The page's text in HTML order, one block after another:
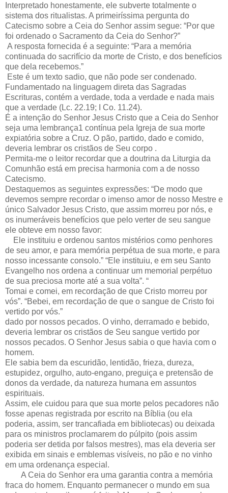
Interpretado honestamente, ele subverte totalmente o
sistema dos ritualistas. A primeiríssima pergunta do
Catecismo sobre a Ceia do Senhor assim segue: “Por que
foi ordenado o Sacramento da Ceia do Senhor?”
A resposta fornecida é a seguinte: “Para a memória
continuada do sacrifício da morte de Cristo, e dos benefícios
que dela recebemos.”
Este é um texto sadio, que não pode ser condenado.
Fundamentado na linguagem direta das Sagradas
Escrituras, contém a verdade, toda a verdade e nada mais
que a verdade (Lc. 22.19; I Co. 11.24).
É a intenção do Senhor Jesus Cristo que a Ceia do Senhor
seja uma lembrança1 contínua pela Igreja de sua morte
expiatória sobre a Cruz. O pão, partido, dado e comido,
deveria lembrar os cristãos de Seu corpo .
Permita-me o leitor recordar que a doutrina da Liturgia da
Comunhão está em precisa harmonia com a de nosso
Catecismo.
Destaquemos as seguintes expressões: “De modo que
devemos sempre recordar o imenso amor de nosso Mestre e
único Salvador Jesus Cristo, que assim morreu por nós, e
os inumeráveis benefícios que pelo verter de seu sangue
ele obteve em nosso favor:
Ele instituiu e ordenou santos mistérios como penhores
de seu amor, e para memória perpétua de sua morte, e para
nosso incessante consolo.” “Ele instituiu, e em seu Santo
Evangelho nos ordena a continuar um memorial perpétuo
de sua preciosa morte até a sua volta”. “
Tomai e comei, em recordação de que Cristo morreu por
vós”. “Bebei, em recordação de que o sangue de Cristo foi
vertido por vós.”
dado por nossos pecados. O vinho, derramado e bebido,
deveria lembrar os cristãos de Seu sangue vertido por
nossos pecados. O Senhor Jesus sabia o que havia com o
homem.
Ele sabia bem da escuridão, lentidão, frieza, dureza,
estupidez, orgulho, auto-engano, preguiça e pretensão de
donos da verdade, da natureza humana em assuntos
espirituais.
Assim, ele cuidou para que sua morte pelos pecadores não
fosse apenas registrada por escrito na Bíblia (ou ela
poderia, assim, ser trancafiada em bibliotecas) ou deixada
para os ministros proclamarem do púlpito (pois assim
poderia ser detida por falsos mestres), mas ela deveria ser
exibida em sinais e emblemas visíveis, no pão e no vinho
em uma ordenança especial.
A Ceia do Senhor era uma garantia contra a memória
fraca do homem. Enquanto permanecer o mundo em sua